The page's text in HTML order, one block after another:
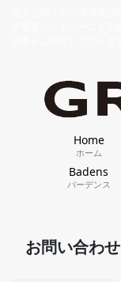
Home
ホーム
Badens
バーデンス
お問い合わせ